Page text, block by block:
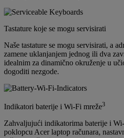
Tastature koje se mogu servisirati
Naše tastature se mogu servisirati, a
zamene uklanjanjem jednog ili dva
idealnim za dinamično okruženje u
dogoditi nezgode.
Indikatori baterije i Wi-Fi mreže3
Zahvaljujući indikatorima baterije i
poklopcu Acer laptop računara,